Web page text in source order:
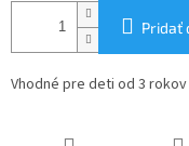
Pridať
Vhodné pre deti od 3 rokov